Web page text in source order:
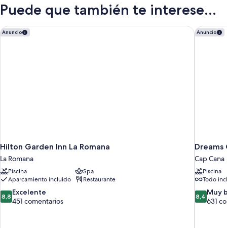
Garden
Puede que también te interese...
Anuncio
Hilton Garden Inn La Romana
La Romana
Piscina
Spa
Aparcamiento incluido
Restaurante
8.8
sobre
8,8 Excelente
451 comentarios
Hilton Garden Inn La Romana Anuncio
Dreams
Cap Cana
Piscina
Todo
8.4
sobre
8,4 Muy
631
Dreams